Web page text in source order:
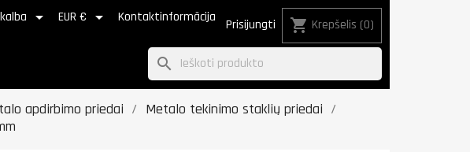
 EUR €  Kontaktinformācija Prisijungti shopping_cart Krepšelis (0)
search
apdirbimo priedai
Metalo tekinimo staklių priedai